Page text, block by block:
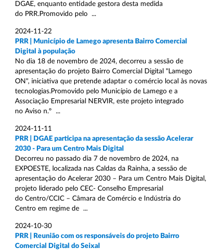
DGAE, enquanto entidade gestora desta medida
do PRR.Promovido pelo ...
2024-11-22
PRR | Município de Lamego apresenta Bairro Comercial
Digital à população
No dia 18 de novembro de 2024, decorreu a sessão de
apresentação do projeto Bairro Comercial Digital "Lamego
ON", iniciativa que pretende adaptar o comércio local às novas
tecnologias.Promovido pelo Município de Lamego e a
Associação Empresarial NERVIR, este projeto integrado
no Aviso n.º ...
2024-11-11
PRR | DGAE participa na apresentação da sessão Acelerar
2030 - Para um Centro Mais Digital
Decorreu no passado dia 7 de novembro de 2024, na
EXPOESTE, localizada nas Caldas da Rainha, a sessão de
apresentação do Acelerar 2030 – Para um Centro Mais Digital,
projeto liderado pelo CEC- Conselho Empresarial
do Centro/CCIC – Câmara de Comércio e Indústria do
Centro em regime de ...
2024-10-30
PRR | Reunião com os responsáveis do projeto Bairro
Comercial Digital do Seixal